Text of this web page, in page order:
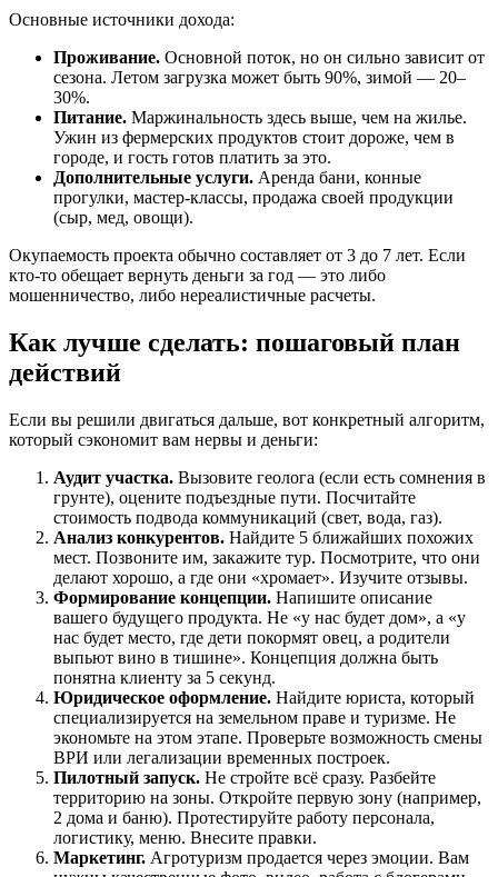
Основные источники дохода:
Проживание. Основной поток, но он сильно зависит от
сезона. Летом загрузка может быть 90%, зимой — 20–
30%.
Питание. Маржинальность здесь выше, чем на жилье.
Ужин из фермерских продуктов стоит дороже, чем в
городе, и гость готов платить за это.
Дополнительные услуги. Аренда бани, конные
прогулки, мастер-классы, продажа своей продукции
(сыр, мед, овощи).
Окупаемость проекта обычно составляет от 3 до 7 лет. Если
кто-то обещает вернуть деньги за год — это либо
мошенничество, либо нереалистичные расчеты.
Как лучше сделать: пошаговый план
действий
Если вы решили двигаться дальше, вот конкретный алгоритм,
который сэкономит вам нервы и деньги:
Аудит участка. Вызовите геолога (если есть сомнения в
грунте), оцените подъездные пути. Посчитайте
стоимость подвода коммуникаций (свет, вода, газ).
Анализ конкурентов. Найдите 5 ближайших похожих
мест. Позвоните им, закажите тур. Посмотрите, что они
делают хорошо, а где они «хромает». Изучите отзывы.
Формирование концепции. Напишите описание
вашего будущего продукта. Не «у нас будет дом», а «у
нас будет место, где дети покормят овец, а родители
выпьют вино в тишине». Концепция должна быть
понятна клиенту за 5 секунд.
Юридическое оформление. Найдите юриста, который
специализируется на земельном праве и туризме. Не
экономьте на этом этапе. Проверьте возможность смены
ВРИ или легализации временных построек.
Пилотный запуск. Не стройте всё сразу. Разбейте
территорию на зоны. Откройте первую зону (например,
2 дома и баню). Протестируйте работу персонала,
логистику, меню. Внесите правки.
Маркетинг. Агротуризм продается через эмоции. Вам